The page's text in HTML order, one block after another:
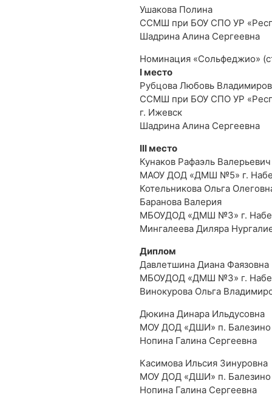
Ушакова Полина
ССМШ при БОУ СПО УР
Шадрина Алина Сергеевна
Номинация «Сольфеджио»
I место
Рубцова Любовь
ССМШ при БОУ СПО УР
г. Ижевск
Шадрина Алина Сергеевна
III место
Кунаков Рафаэль Валерьевич
МАОУ ДОД «ДМШ №5» г.
Котельникова Ольга
Баранова Валерия
МБОУДОД «ДМШ №3» г.
Мингалеева Диляра
Диплом
Давлетшина Диана Фаязовна
МБОУДОД «ДМШ №3» г.
Винокурова Ольга
Дюкина Динара Ильдусовна
МОУ ДОД «ДШИ» п. Балезино
Нопина Галина Сергеевна
Касимова Ильсия Зинуровна
МОУ ДОД «ДШИ» п. Балезино
Нопина Галина Сергеевна